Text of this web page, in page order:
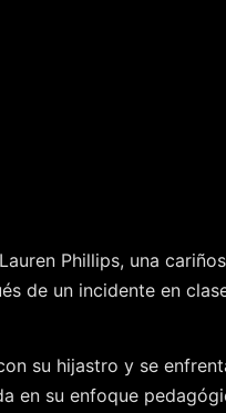
Phillips, una
de un incidente en
su hijastro y se
en su enfoque